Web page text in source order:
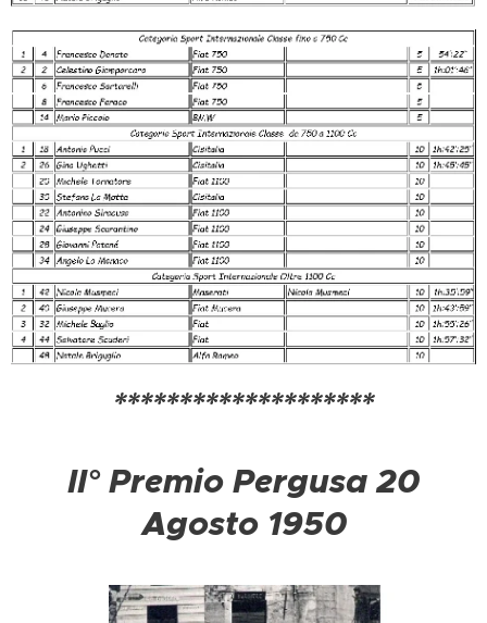
********************
II° Premio Pergusa 20
Agosto 1950